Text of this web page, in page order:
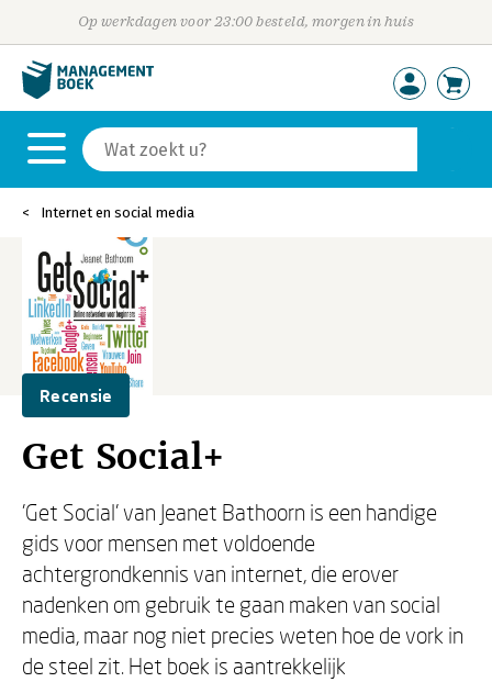
Op werkdagen voor 23:00 besteld, morgen in huis
Internet en social media
Recensie
Get Social+
'Get Social' van Jeanet Bathoorn is een handige
gids voor mensen met voldoende
achtergrondkennis van internet, die erover
nadenken om gebruik te gaan maken van social
media, maar nog niet precies weten hoe de vork in
de steel zit. Het boek is aantrekkelijk